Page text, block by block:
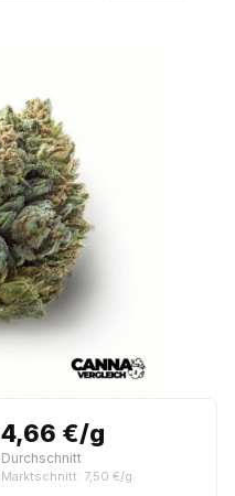
4,66 €/g
Durchschnitt
Marktschnitt: 7,50 €/g